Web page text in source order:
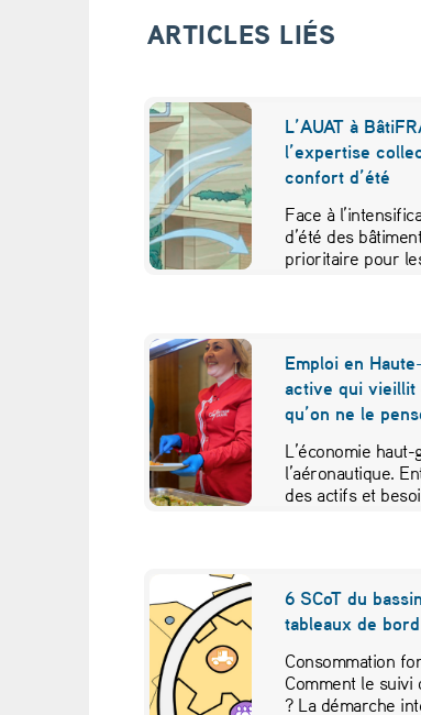
z
m
e
t
T
c
h
n
o
o
e
ARTICLES LIÉS
L’AUAT à
l’expertise
confort d’été
Face à
d’été des
prioritaire pour
Emploi en
active qui vieillit
qu’on ne le
L’économie
l’aéronautique.
des actifs et
6 SCoT du
tableaux de
Consommation
Comment le suivi
? La démarche